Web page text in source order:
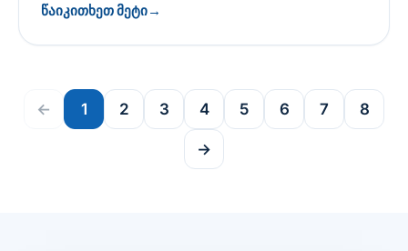
წაიკითხეთ მეტი
← 1 2 3 4 5 6 7 8
→